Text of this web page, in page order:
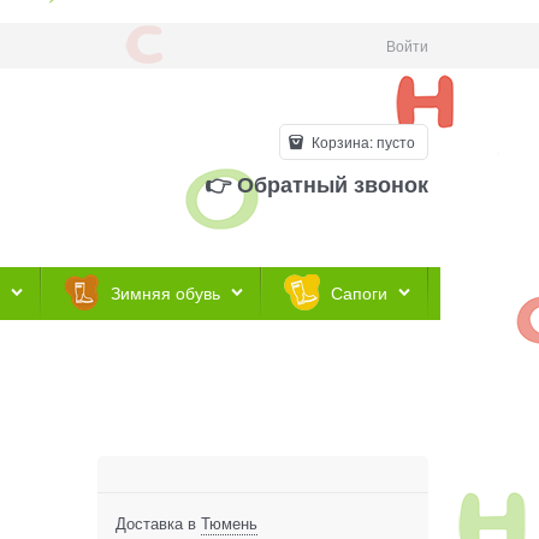
Войти
Корзина:пусто
👉 Обратный звонок
Зимняя обувь Сапоги
Доставка в Тюмень